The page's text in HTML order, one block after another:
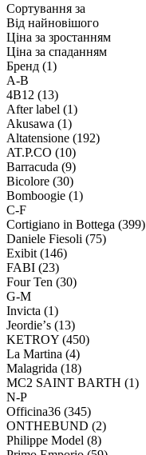
Сортування за
Від найновішого
Ціна за зростанням
Ціна за спаданням
Бренд (1)
A-B
4B12 (13)
After label (1)
Akusawa (1)
Altatensione (192)
AT.P.CO (10)
Barracuda (9)
Bicolore (30)
Bomboogie (1)
C-F
Cortigiano in Bottega (399)
Daniele Fiesoli (75)
Exibit (146)
FABI (23)
Four Ten (30)
G-M
Invicta (1)
Jeordieʼs (13)
KETROY (450)
La Martina (4)
Malagrida (18)
MC2 SAINT BARTH (1)
N-P
Officina36 (345)
ONTHEBUND (2)
Philippe Model (8)